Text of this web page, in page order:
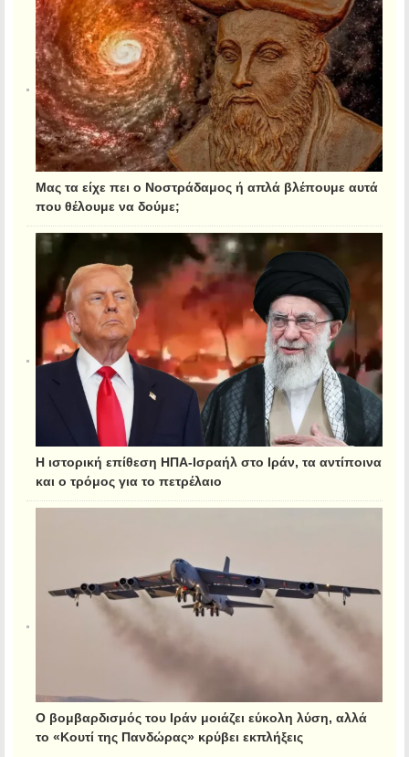
Μας τα είχε πει ο Νοστράδαμος ή απλά βλέπουμε αυτά
που θέλουμε να δούμε;
Η ιστορική επίθεση ΗΠΑ-Ισραήλ στο Ιράν, τα αντίποινα
και ο τρόμος για το πετρέλαιο
Ο βομβαρδισμός του Ιράν μοιάζει εύκολη λύση, αλλά
το «Κουτί της Πανδώρας» κρύβει εκπλήξεις